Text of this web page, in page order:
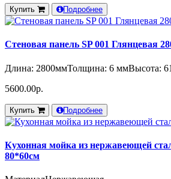
Купить Подробнее
Стеновая панель SP 001 Глянцевая
Длина: 2800ммТолщина: 6 ммВысота:
5600.00р.
Купить Подробнее
Кухонная мойка из нержавеющей
80*60см